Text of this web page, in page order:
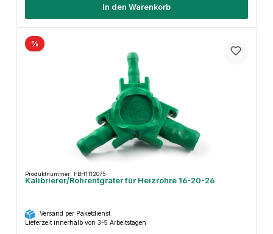
In den Warenkorb
%
Produktnummer: FBH1112075
Kalibrierer/Rohrentgrater für Heizrohre 16-20-26
Versand per Paketdienst
Lieferzeit innerhalb von 3-5 Arbeitstagen